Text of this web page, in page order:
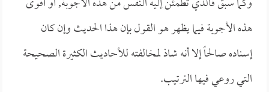
هذه الأجوبة فيما يظهر هو القول بإن هذا الحديث وإن كان
إسناده صالحاً إلا أنه شاذ لمخالفته للأحاديث الكثيرة الصحيحة
التي روعي فيها الترتيب.